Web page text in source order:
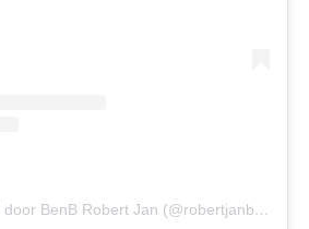
Een bericht gedeeld door BenB Robert Jan (@robertjanbenb)